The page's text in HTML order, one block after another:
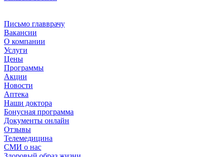
Письмо главврачу
Вакансии
О компании
Услуги
Цены
Программы
Акции
Новости
Аптека
Наши доктора
Бонусная программа
Документы онлайн
Отзывы
Телемедицина
СМИ о нас